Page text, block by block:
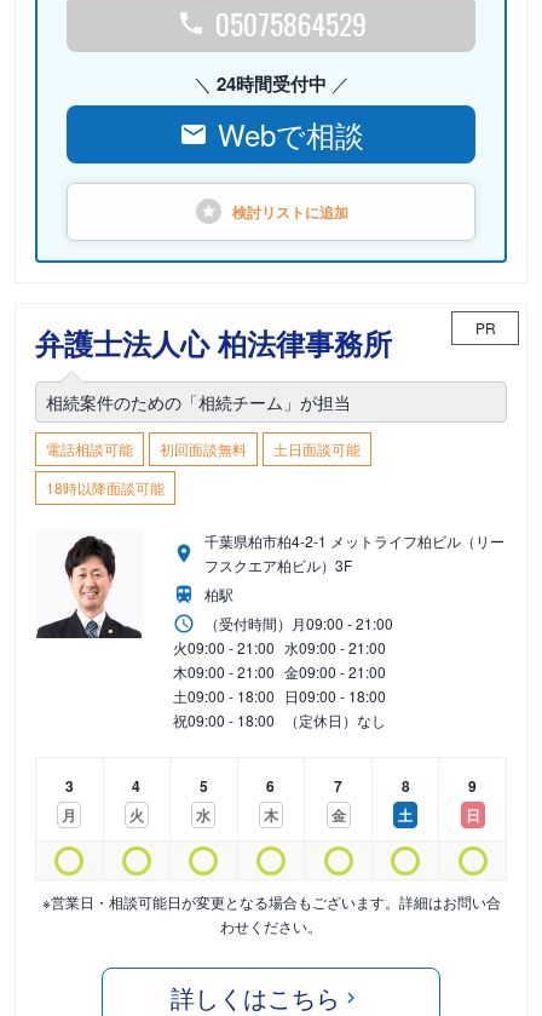
05075864529
24時間受付中
Webで相談
検討リストに追加
弁護士法人心 柏法律事務所 PR
相続案件のための「相続チーム」が担当
電話相談可能 初回面談無料
土日面談可能
18時以降面談可能
千葉県柏市柏4-2-1 メットライフ柏ビル（リー
フスクエア柏ビル）3F
柏駅
（受付時間） 月09:00 - 21:00
火09:00 - 21:00 水09:00 - 21:00
木09:00 - 21:00 金09:00 - 21:00
土09:00 - 18:00 日09:00 - 18:00
祝09:00 - 18:00 （定休日）なし
3
月
4
火
5
水
6
木
7
金
8
土
9
日
※営業日・相談可能日が変更となる場合もございます。詳細はお問い合
わせください。
詳しくはこちら